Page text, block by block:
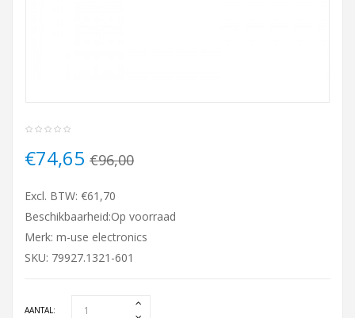
€74,65 €96,00
Excl. BTW: €61,70
Beschikbaarheid:Op voorraad
Merk: m-use electronics
SKU: 79927.1321-601
AANTAL: